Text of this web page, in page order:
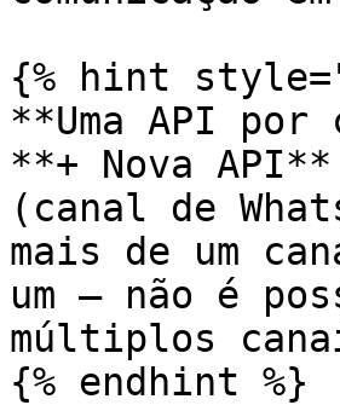
{% hint
**Uma API
**+ Nova
(canal de
mais de um
um — não é
múltiplos
{% endhint %}